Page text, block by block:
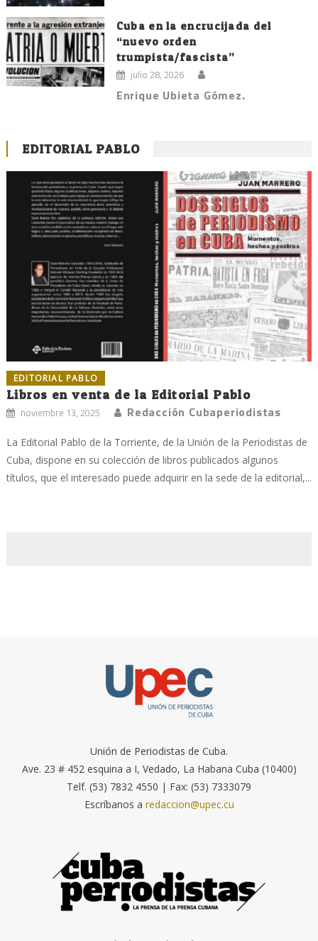
Cuba en la encrucijada del
“nuevo orden
trumpista/fascista”
julio 28, 2026
Enrique Ubieta Gómez.
EDITORIAL PABLO
EDITORIAL PABLO
Libros en venta de la Editorial Pablo
noviembre 13, 2025 Redacción Cubaperiodistas
La Editorial Pablo de la Torriente, de la Unión de la Periodistas de
Cuba, dispone en su colección de libros publicados algunos
títulos, que el interesado puede adquirir en la sede de la editorial,...
Unión de Periodistas de Cuba.
Ave. 23 # 452 esquina a I, Vedado, La Habana Cuba (10400)
Telf. (53) 7832 4550 | Fax: (53) 7333079
Escríbanos a redaccion@upec.cu